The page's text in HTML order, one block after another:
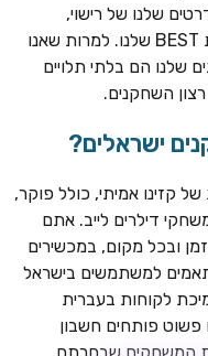
חבילת קבלת פנים: בונוס 100% עד 300€ + 100 ספיני בונוס על
בונוס מתגלגל עד 2,000 ₪ + 200 ספינים חינם לשחקנים
שלנו של רישוי,
אבטחה ומהירות משיכה נכללים ברשימת BEST שלנו. למרות שאנו
שלנו הם בלתי תלויים
השחקנים.
ישראלים?
של קזינו אמיתי, כולל פוקר,
דילרים לייב. אתם
ובכל מקום, במכשירים
למשתמשים בישראל
לקוחות בעברית
פותחים חשבון